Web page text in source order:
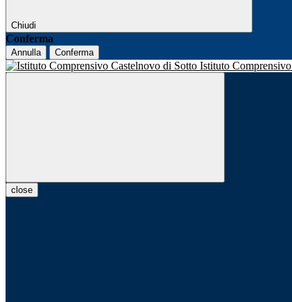
Chiudi
Conferma
Annulla Conferma
Istituto Comprensivo
close